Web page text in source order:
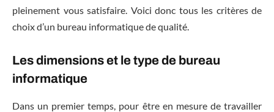
pleinement vous satisfaire. Voici donc tous les critères de
choix d’un bureau informatique de qualité.
Les dimensions et le type de bureau
informatique
Dans un premier temps, pour être en mesure de travailler